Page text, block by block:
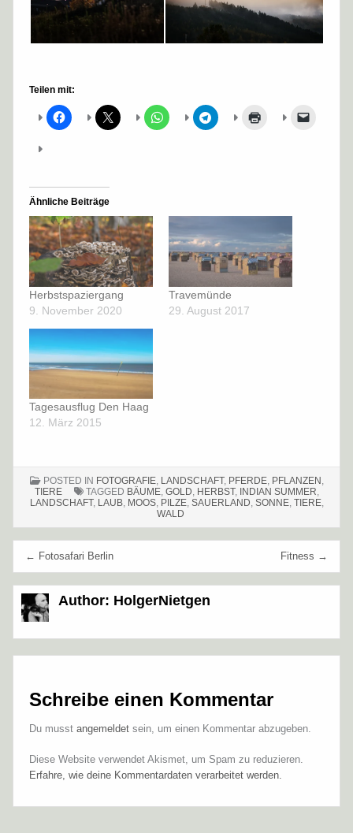
Teilen mit:
Ähnliche Beiträge
Herbstspaziergang
9. November 2020
Travemünde
29. August 2017
Tagesausflug Den Haag
12. März 2015
POSTED IN FOTOGRAFIE, LANDSCHAFT, PFERDE, PFLANZEN ,
TIERE
TAGGED BÄUME, GOLD, HERBST, INDIAN SUMMER,
LANDSCHAFT, LAUB, MOOS, PILZE, SAUERLAND, SONNE, TIERE,
WALD
Beitragsnavigation Fitness →
← Fotosafari Berlin
Author: HolgerNietgen
Schreibe einen Kommentar
Du musst angemeldet sein, um einen Kommentar abzugeben.
Diese Website verwendet Akismet, um Spam zu reduzieren.
Erfahre, wie deine Kommentardaten verarbeitet werden.